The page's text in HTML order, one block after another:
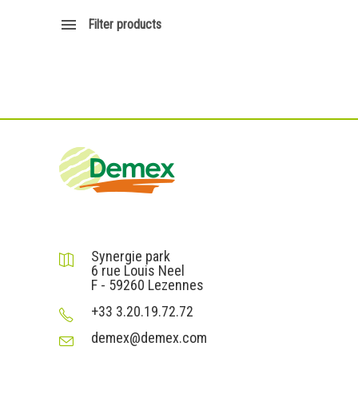
Filter products
Synergie park
6 rue Louis Neel
F - 59260 Lezennes
+33 3.20.19.72.72
demex@demex.com